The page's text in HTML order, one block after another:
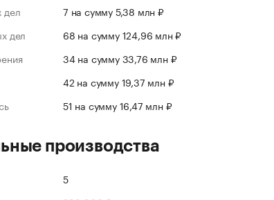
дел
7 на сумму 5,38 млн ₽
дел
68 на сумму 124,96 млн ₽
34 на сумму 33,76 млн ₽
42 на сумму 19,37 млн ₽
51 на сумму 16,47 млн ₽
производства
5